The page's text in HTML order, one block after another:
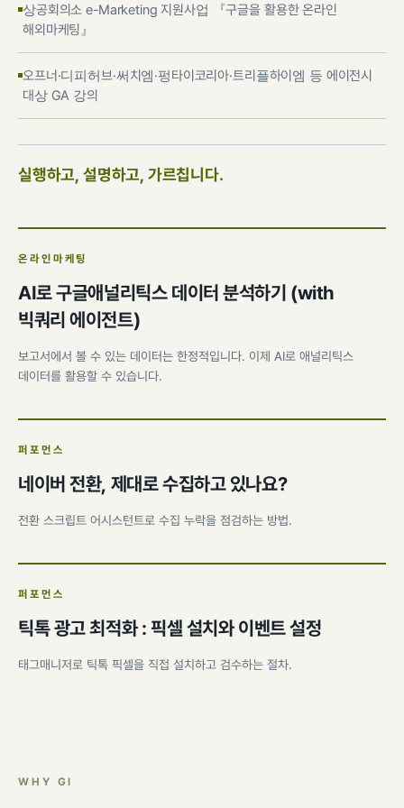
상공회의소 e-Marketing 지원사업 『구글을 활용한 온라인
해외마케팅』
오프너·디피허브·써치엠·펑타이코리아·트리플하이엠 등 에이전시
대상 GA 강의
실행하고, 설명하고, 가르칩니다.
온라인마케팅
AI로 구글애널리틱스 데이터 분석하기 (with
빅쿼리 에이전트)
보고서에서 볼 수 있는 데이터는 한정적입니다. 이제 AI로 애널리틱스
데이터를 활용할 수 있습니다.
퍼포먼스
네이버 전환, 제대로 수집하고 있나요?
전환 스크립트 어시스턴트로 수집 누락을 점검하는 방법.
퍼포먼스
틱톡 광고 최적화 : 픽셀 설치와 이벤트 설정
태그매니저로 틱톡 픽셀을 직접 설치하고 검수하는 절차.
WHY GI